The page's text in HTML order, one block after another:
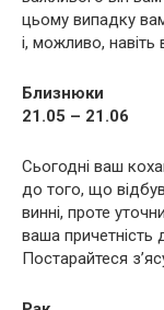
цьому випадку
і, можливо,
Близнюки
21.05 – 21.06
Сьогодні ваш
до того, що
винні, проте
ваша причетність
Постарайтеся